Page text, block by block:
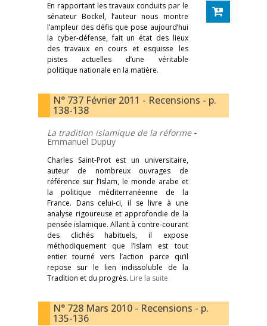
En rapportant les travaux conduits par le
sénateur Bockel, l’auteur nous montre
l’ampleur des défis que pose aujourd’hui
la cyber-défense, fait un état des lieux
des travaux en cours et esquisse les
pistes actuelles d’une véritable
politique nationale en la matière.
N° 737 Février 2011 - Recensions - p.
138-138
La tradition islamique de la réforme -
Emmanuel Dupuy
Charles Saint-Prot est un universitaire,
auteur de nombreux ouvrages de
référence sur l’Islam, le monde arabe et
la politique méditerranéenne de la
France. Dans celui-ci, il se livre à une
analyse rigoureuse et approfondie de la
pensée islamique. Allant à contre-courant
des clichés habituels, il expose
méthodiquement que l’Islam est tout
entier tourné vers l’action parce qu’il
repose sur le lien indissoluble de la
Tradition et du progrès. Lire la suite
N° 728 Mars 2010 - Recensions - p.
135-136